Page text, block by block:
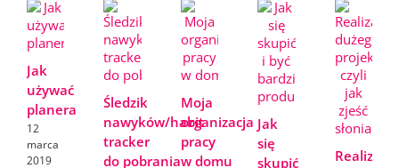
Jak
używać
planera
12
marca
2019
Śledzik
nawyków/habit
tracker
do pobrania
Moja
organizacja
pracy
w domu
Jak
się
skupić
Realizacja